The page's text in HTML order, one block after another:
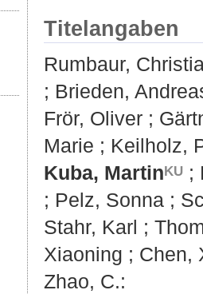
Titelangaben
Rumbaur,
; Brieden,
Frör, Oliver ;
Marie ; Keilholz,
Kuba, Martin
;
; Pelz, Sonna ;
Stahr, Karl ;
Xiaoning ; Chen,
Zhao, C.: